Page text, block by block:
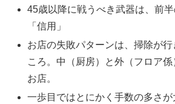
45歳以降に戦うべき武器は、前
「信用」
お店の失敗パターンは、掃除が行
ころ。中（厨房）と外（フロア
お店。
一歩目ではとにかく手数の多さが